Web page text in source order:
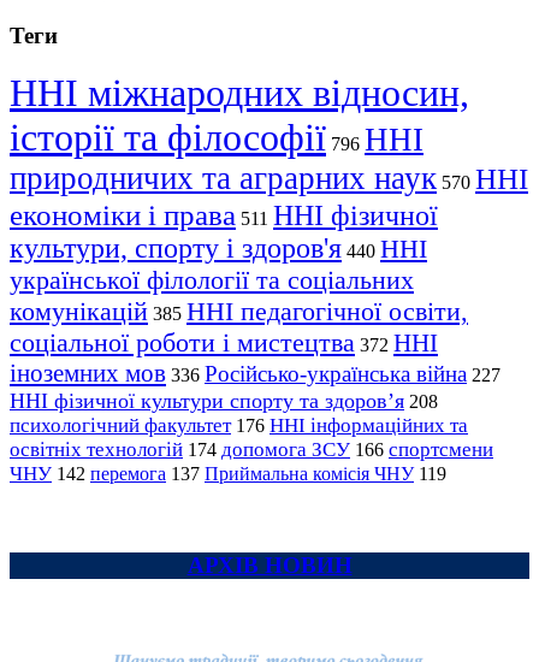
Теги
ННІ міжнародних відносин,
історії та філософії 796 ННІ
природничих та аграрних наук 570 ННІ
економіки і права 511 ННІ фізичної
культури, спорту і здоров'я 440 ННІ
української філології та соціальних
комунікацій 385 ННІ педагогічної освіти,
соціальної роботи і мистецтва 372 ННІ
іноземних мов 336 Російсько-українська війна 227
ННІ фізичної культури спорту та здоров’я 208
психологічний факультет 176 ННІ інформаційних та
освітніх технологій 174 допомога ЗСУ 166 спортсмени
ЧНУ 142 перемога 137 Приймальна комісія ЧНУ 119
АРХІВ НОВИН